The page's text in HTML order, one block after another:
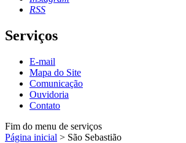
RSS
Serviços
E-mail
Mapa do Site
Comunicação
Ouvidoria
Contato
Fim do menu de serviços
Página inicial > São Sebastião